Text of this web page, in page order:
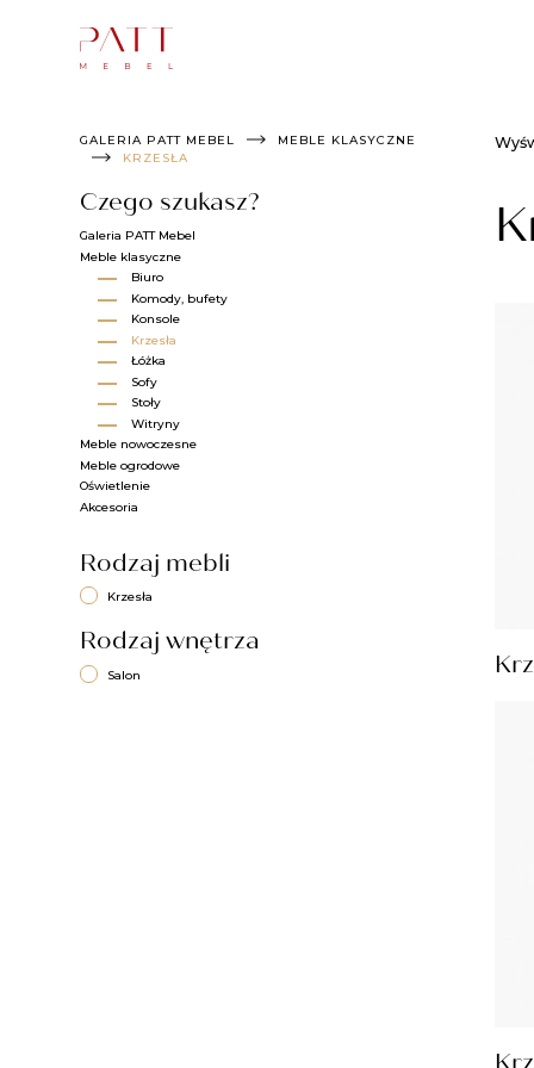
GALERIA PATT MEBEL
MEBLE KLASYCZNE
KRZESŁA​
Czego szukasz?
Galeria PATT Mebel
Meble klasyczne
Biuro
Komody​, bufety
Konsole​
Krzesła​
Łóżka​
Sofy
Stoły​
Witryny​
Meble nowoczesne
Meble ogrodowe
Oświetlenie
Akcesoria
Rodzaj mebli
Krzesła
Rodzaj wnętrza
Salon